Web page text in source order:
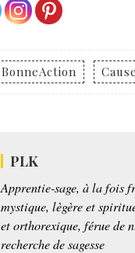
BonneAction
PLK
Apprentie-sage, à la fois
mystique, lègère et
et orthorexique, férue de
recherche de sagesse